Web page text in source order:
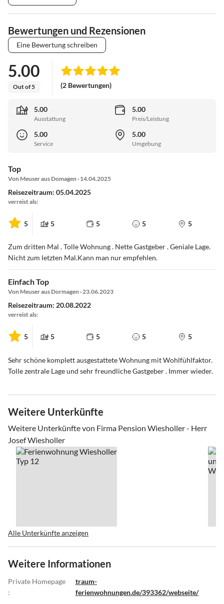
Bewertungen und Rezensionen
Eine Bewertung schreiben
5.00
Out of 5 (2 Bewertungen)
5.00
Ausstattung
5.00
Preis/Leistung
5.00
Service
5.00
Umgebung
Top
Von Meuser aus Domagen · 14.04.2025
Reisezeitraum: 05.04.2025
verreist als:
5 5 5 5 5
Zum dritten Mal . Tolle Wohnung . Nette Gastgeber . Geniale Lage.
Nicht zum letzten Mal.Kann man nur empfehlen.
Einfach Top
Von Meuser aus Dormagen · 23.06.2023
Reisezeitraum: 20.08.2022
verreist als:
5 5 5 5 5
Sehr schöne komplett ausgestattete Wohnung mit Wohlfühlfaktor.
Tolle zentrale Lage und sehr freundliche Gastgeber . Immer wieder.
Weitere Unterkünfte
Weitere Unterkünfte von Firma Pension Wiesholler - Herr
Josef Wiesholler
Alle Unterkünfte anzeigen
Weitere Informationen
Private Homepage
:
traum-
ferienwohnungen.de/393362/webseite/